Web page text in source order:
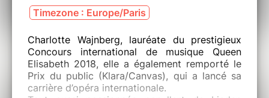
Timezone : Europe/Paris
Charlotte Wajnberg, lauréate du prestigieux
Concours international de musique Queen
Elisabeth 2018, elle a également remporté le
Prix du public (Klara/Canvas), qui a lancé sa
carrière d’opéra internationale.